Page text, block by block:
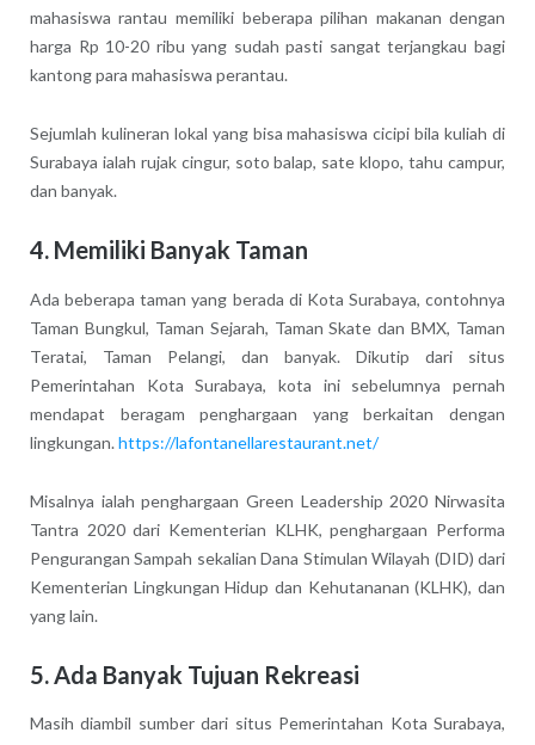
mahasiswa rantau memiliki beberapa pilihan makanan dengan
harga Rp 10-20 ribu yang sudah pasti sangat terjangkau bagi
kantong para mahasiswa perantau.
Sejumlah kulineran lokal yang bisa mahasiswa cicipi bila kuliah di
Surabaya ialah rujak cingur, soto balap, sate klopo, tahu campur,
dan banyak.
4. Memiliki Banyak Taman
Ada beberapa taman yang berada di Kota Surabaya, contohnya
Taman Bungkul, Taman Sejarah, Taman Skate dan BMX, Taman
Teratai, Taman Pelangi, dan banyak. Dikutip dari situs
Pemerintahan Kota Surabaya, kota ini sebelumnya pernah
mendapat beragam penghargaan yang berkaitan dengan
lingkungan. https://lafontanellarestaurant.net/
Misalnya ialah penghargaan Green Leadership 2020 Nirwasita
Tantra 2020 dari Kementerian KLHK, penghargaan Performa
Pengurangan Sampah sekalian Dana Stimulan Wilayah (DID) dari
Kementerian Lingkungan Hidup dan Kehutananan (KLHK), dan
yang lain.
5. Ada Banyak Tujuan Rekreasi
Masih diambil sumber dari situs Pemerintahan Kota Surabaya,